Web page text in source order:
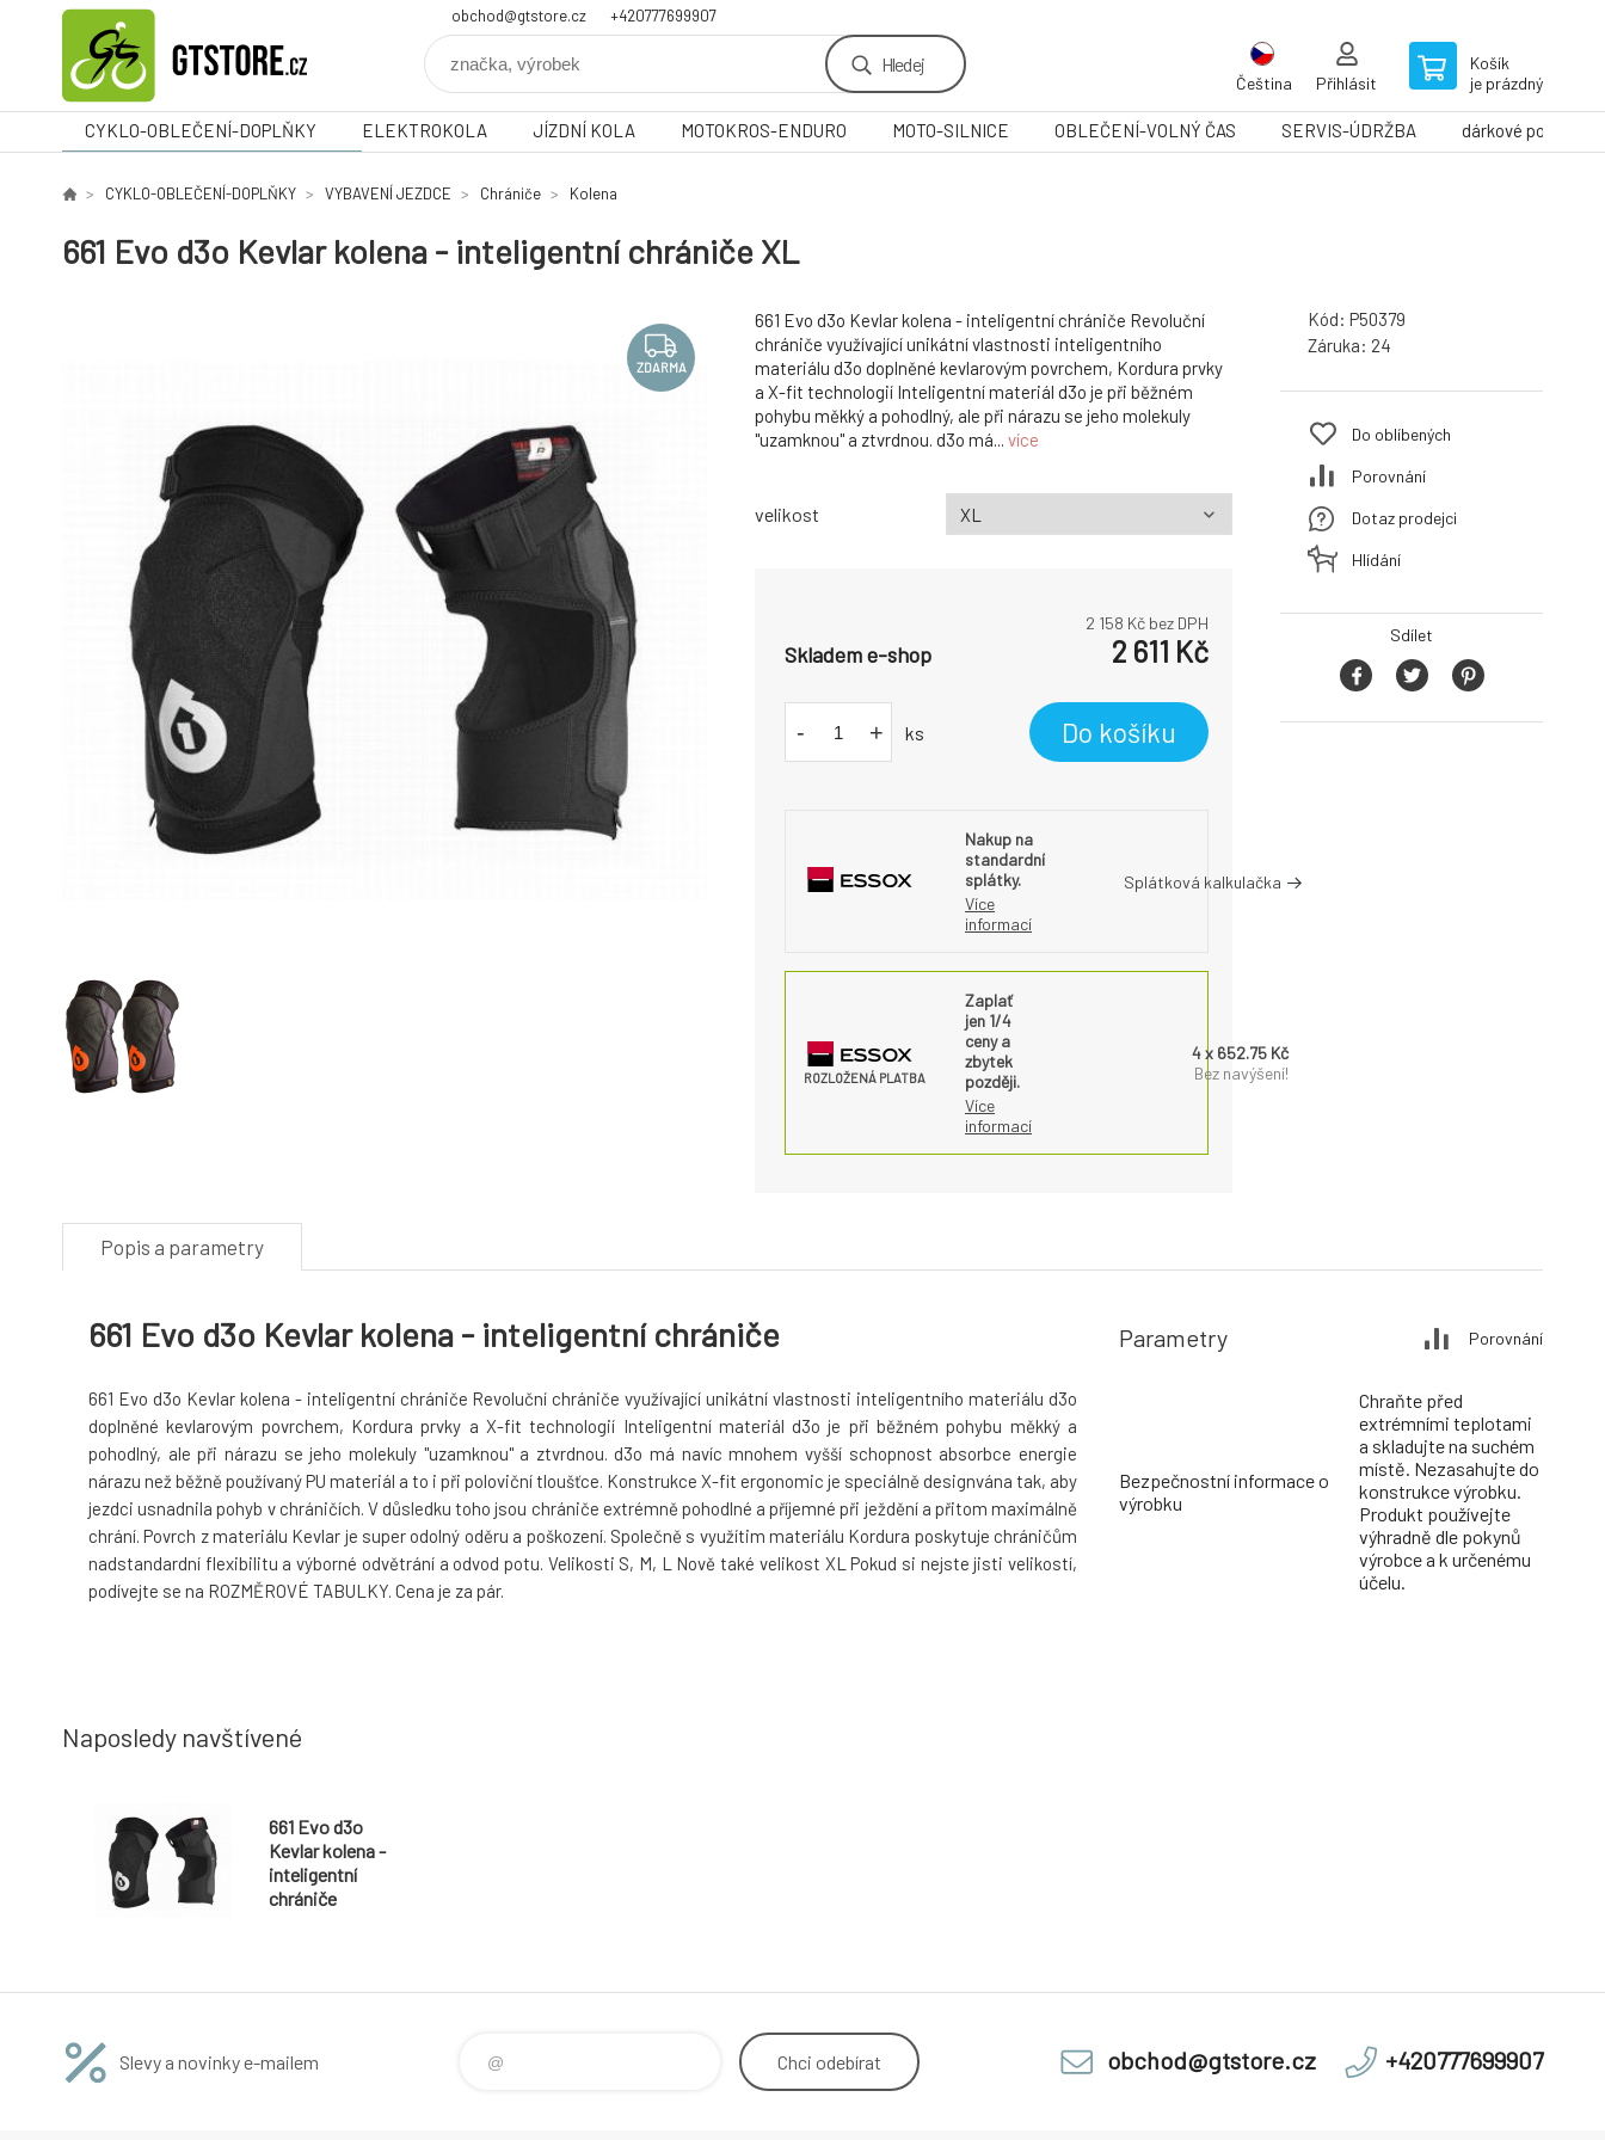
obchod@gtstore.cz +420777699907
Hledej
Čeština Přihlásit
Košík
je prázdný
CYKLO-OBLEČENÍ-DOPLŇKY ELEKTROKOLA JÍZDNÍ KOLA MOTOKROS-ENDURO MOTO-SILNICE OBLEČENÍ-VOLNÝ ČAS SERVIS-ÚDRŽBA dárkové poukazy
CYKLO-OBLEČENÍ-DOPLŇKY VYBAVENÍ JEZDCE Chrániče Kolena
661 Evo d3o Kevlar kolena - inteligentní chrániče XL
ZDARMA
661 Evo d3o Kevlar kolena - inteligentní chrániče Revoluční
chrániče využívající unikátní vlastnosti inteligentního
materiálu d3o doplněné kevlarovým povrchem, Kordura prvky
a X-fit technologií Inteligentní materiál d3o je při běžném
pohybu měkký a pohodlný, ale při nárazu se jeho molekuly
"uzamknou" a ztvrdnou. d3o má... více
velikost
2 158 Kč bez DPH
Skladem e-shop 2 611 Kč
- + ks Do košíku
Nakup na
standardní
splátky.
Více
informací
Splátková kalkulačka
ROZLOŽENÁ PLATBA
Zaplať
jen 1/4
ceny a
zbytek
později.
Více
informací
4 x 652.75 Kč
Bez navýšení!
Kód: P50379
Záruka: 24
Do oblíbených
Porovnání
Dotaz prodejci
Hlídání
Sdílet
Popis a parametry
661 Evo d3o Kevlar kolena - inteligentní chrániče
661 Evo d3o Kevlar kolena - inteligentní chrániče Revoluční chrániče využívající unikátní vlastnosti inteligentního materiálu d3o
doplněné kevlarovým povrchem, Kordura prvky a X-fit technologií Inteligentní materiál d3o je při běžném pohybu měkký a
pohodlný, ale při nárazu se jeho molekuly "uzamknou" a ztvrdnou. d3o má navíc mnohem vyšší schopnost absorbce energie
nárazu než běžně používaný PU materiál a to i při poloviční tloušťce. Konstrukce X-fit ergonomic je speciálně designvána tak, aby
jezdci usnadnila pohyb v chráničích. V důsledku toho jsou chrániče extrémně pohodlné a příjemné při ježdění a přitom maximálně
chrání. Povrch z materiálu Kevlar je super odolný oděru a poškození. Společně s využítim materiálu Kordura poskytuje chráničům
nadstandardní flexibilitu a výborné odvětrání a odvod potu. Velikosti S, M, L Nově také velikost XL Pokud si nejste jisti velikostí,
podívejte se na ROZMĚROVÉ TABULKY. Cena je za pár.
Parametry Porovnání
Bezpečnostní informace o
výrobku
Chraňte před
extrémními teplotami
a skladujte na suchém
místě. Nezasahujte do
konstrukce výrobku.
Produkt používejte
výhradně dle pokynů
výrobce a k určenému
účelu.
Naposledy navštívené
661 Evo d3o
Kevlar kolena -
inteligentní
chrániče
Slevy a novinky e-mailem Chci odebírat obchod@gtstore.cz +420777699907